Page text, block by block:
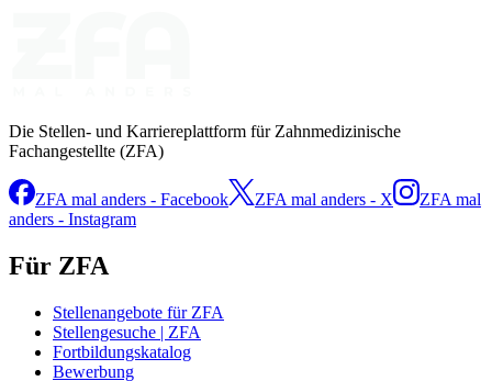
Die Stellen- und Karriereplattform für Zahnmedizinische
Fachangestellte (ZFA)
ZFA mal anders - Facebook ZFA mal anders - X
ZFA mal
anders - Instagram
Für ZFA
Stellenangebote für ZFA
Stellengesuche | ZFA
Fortbildungskatalog
Bewerbung